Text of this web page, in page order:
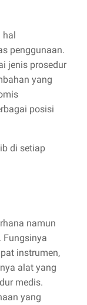
hal
penggunaan.
jenis prosedur
yang
posisi
di setiap
namun
Fungsinya
instrumen,
alat yang
medis.
yang